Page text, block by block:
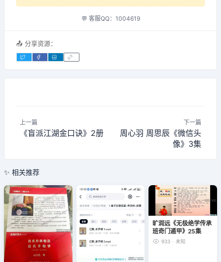
💬 客服QQ：1004619
📤 分享资源：
上一篇
《盲派江湖金口诀》2册
下一篇
周心羽 周思辰《微信头
像》3集
✨ 相关推荐
旷润远《无极绝学传承
班奇门遁甲》25集
933 · 未知